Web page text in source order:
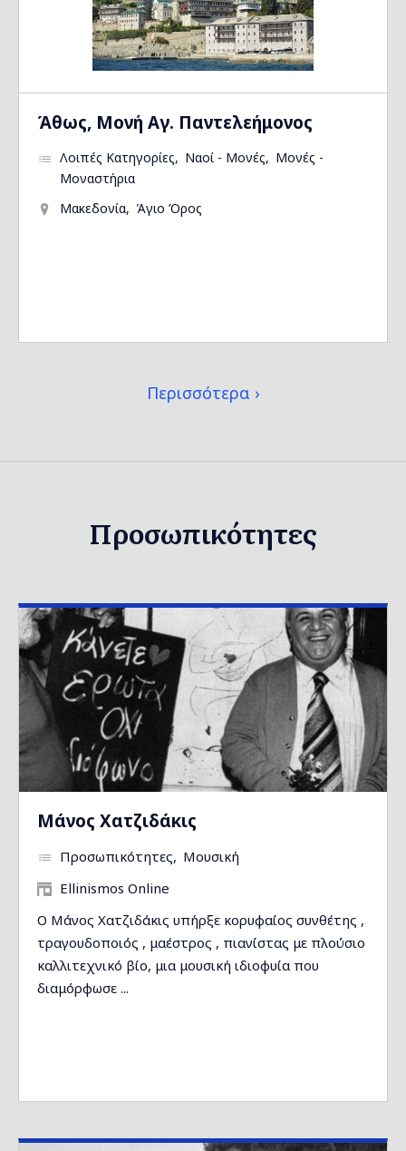
Άθως, Μονή Αγ. Παντελεήμονος
Λοιπές Κατηγορίες Ναοί - Μονές
Μονές -
Μοναστήρια
Μακεδονία
Άγιο Όρος
Περισσότερα
Προσωπικότητες
Μάνος Χατζιδάκις
Προσωπικότητες
Μουσική
Ellinismos Online
Ο Μάνος Χατζιδάκις υπήρξε κορυφαίος συνθέτης ,
τραγουδοποιός , μαέστρος , πιανίστας με πλούσιο
καλλιτεχνικό βίο, μια μουσική ιδιοφυία που
διαμόρφωσε ...